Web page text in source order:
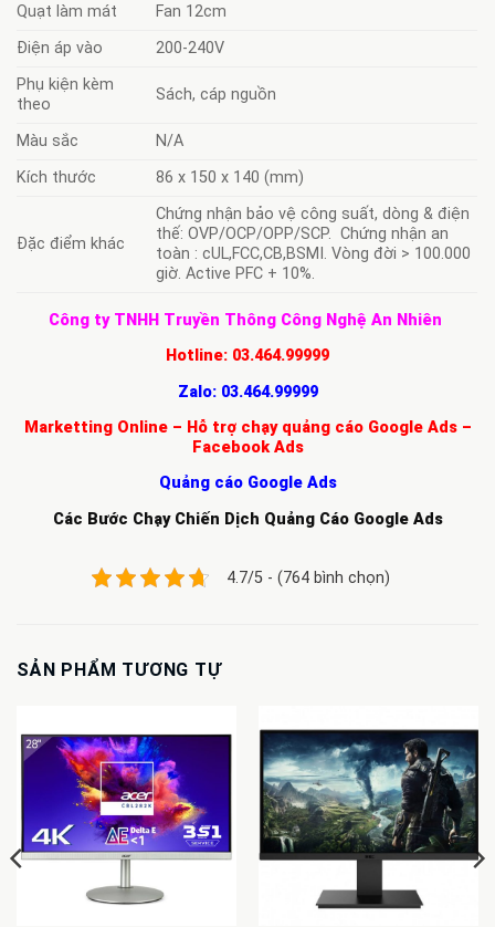
Quạt làm mát
Fan 12cm
Điện áp vào
200-240V
Phụ kiện kèm
theo
Sách, cáp nguồn
Màu sắc
N/A
Kích thước
86 x 150 x 140 (mm)
Đặc điểm khác
Chứng nhận bảo vệ công suất, dòng & điện
thế: OVP/OCP/OPP/SCP. Chứng nhận an
toàn : cUL,FCC,CB,BSMI. Vòng đời > 100.000
giờ. Active PFC + 10%.
Công ty TNHH Truyền Thông Công Nghệ An Nhiên
Hotline: 03.464.99999
Zalo: 03.464.99999
Marketting Online – Hỗ trợ chạy quảng cáo Google Ads –
Facebook Ads
Quảng cáo Google Ads
Các Bước Chạy Chiến Dịch Quảng Cáo Google Ads
4.7/5 - (764 bình chọn)
SẢN PHẨM TƯƠNG TỰ